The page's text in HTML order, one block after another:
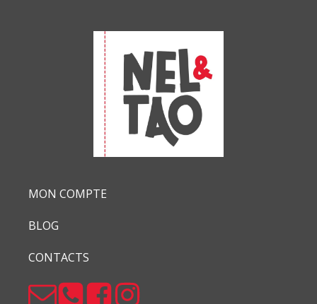
MON COMPTE
BLOG
CONTACTS